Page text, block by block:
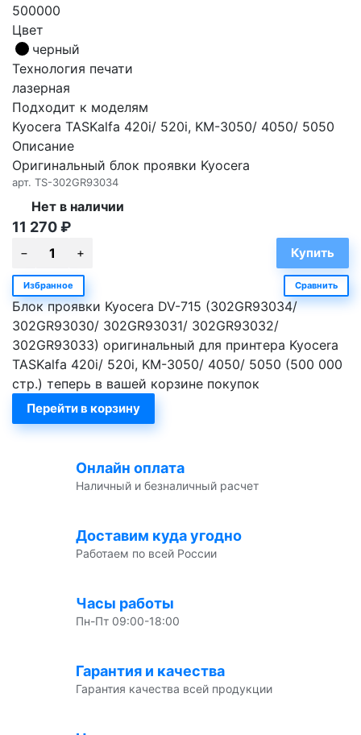
500000
Цвет
черный
Технология печати
лазерная
Подходит к моделям
Kyocera TASKalfa 420i/ 520i, KM-3050/ 4050/ 5050
Описание
Оригинальный блок проявки Kyocera
арт. TS-302GR93034
Нет в наличии
11 270₽
Избранное Сравнить
Блок проявки Kyocera DV-715 (302GR93034/
302GR93030/ 302GR93031/ 302GR93032/
302GR93033) оригинальный для принтера Kyocera
TASKalfa 420i/ 520i, KM-3050/ 4050/ 5050 (500 000
стр.) теперь в вашей корзине покупок
Перейти в корзину
Онлайн оплата
Наличный и безналичный расчет
Доставим куда угодно
Работаем по всей России
Часы работы
Пн-Пт 09:00-18:00
Гарантия и качества
Гарантия качества всей продукции